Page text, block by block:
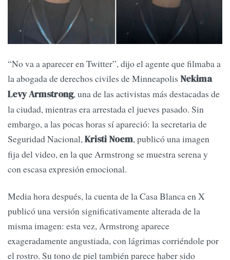
“No va a aparecer en Twitter”, dijo el agente que filmaba a
la abogada de derechos civiles de Minneapolis Nekima
Levy Armstrong, una de las activistas más destacadas de
la ciudad, mientras era arrestada el jueves pasado. Sin
embargo, a las pocas horas sí apareció: la secretaria de
Seguridad Nacional,Kristi Noem, publicó una imagen
fija del video, en la que Armstrong se muestra serena y
con escasa expresión emocional.
Media hora después, la cuenta de la Casa Blanca en X
publicó una versión significativamente alterada de la
misma imagen: esta vez, Armstrong aparece
exageradamente angustiada, con lágrimas corriéndole por
el rostro. Su tono de piel también parece haber sido